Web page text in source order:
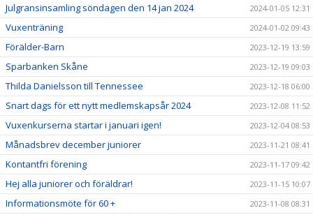
Julgransinsamling söndagen den 14 jan 2024 2024-01-05 12:31
Vuxenträning 2024-01-02 09:43
Förälder-Barn 2023-12-19 13:59
Sparbanken Skåne 2023-12-19 09:03
Thilda Danielsson till Tennessee 2023-12-18 06:00
Snart dags för ett nytt medlemskapsår 2024 2023-12-08 11:52
Vuxenkurserna startar i januari igen! 2023-12-04 08:53
Månadsbrev december juniorer 2023-11-21 08:41
Kontantfri förening 2023-11-17 09:42
Hej alla juniorer och föräldrar! 2023-11-15 10:07
Informationsmöte för 60 + 2023-11-08 08:31